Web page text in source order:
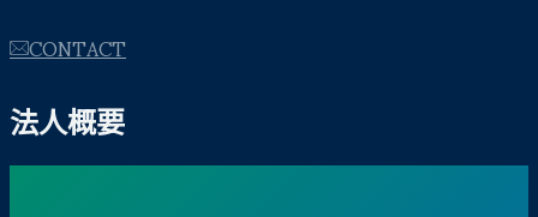
CONTACT
法人概要